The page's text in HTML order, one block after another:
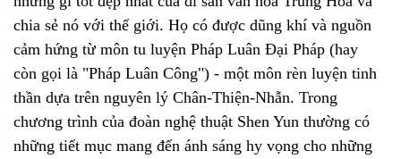
chia sẻ nó với thế giới. Họ có được dũng khí và nguồn
cảm hứng từ môn tu luyện Pháp Luân Đại Pháp (hay
còn gọi là "Pháp Luân Công") - một môn rèn luyện tinh
thần dựa trên nguyên lý Chân-Thiện-Nhẫn. Trong
chương trình của đoàn nghệ thuật Shen Yun thường có
những tiết mục mang đến ánh sáng hy vọng cho những